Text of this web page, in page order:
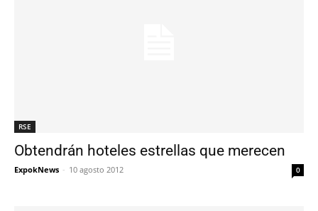
RSE
Obtendrán hoteles estrellas que merecen
ExpokNews - 10 agosto 2012 0